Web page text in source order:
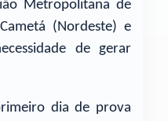
Metropolitana de
(Nordeste) e
de gerar
dia de prova